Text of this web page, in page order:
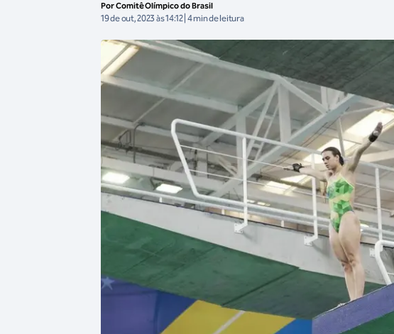
Por Comitê Olímpico do Brasil
19 de out, 2023 às 14:12 | 4 min de leitura